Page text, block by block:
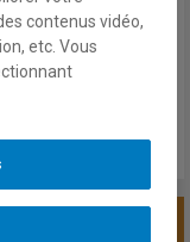
contenus vidéo,
etc. Vous